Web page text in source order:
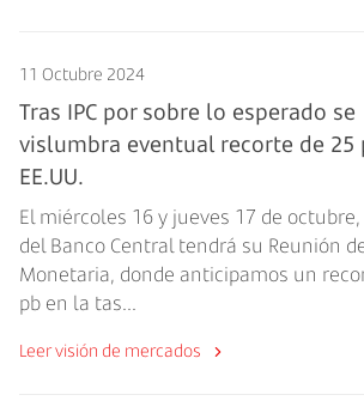
11 Octubre 2024
Tras IPC por sobre lo esperado se
vislumbra eventual recorte de 25
EE.UU.
El miércoles 16 y jueves 17 de
del Banco Central tendrá su Reunión
Monetaria, donde anticipamos un
pb en la tas...
Leer visión de mercados